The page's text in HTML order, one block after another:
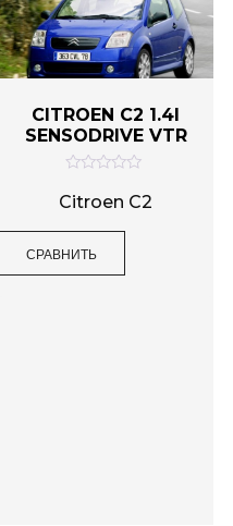
CITROEN C2 1.4I
SENSODRIVE VTR
ц
е
а
Citroen C2
СРАВНИТЬ